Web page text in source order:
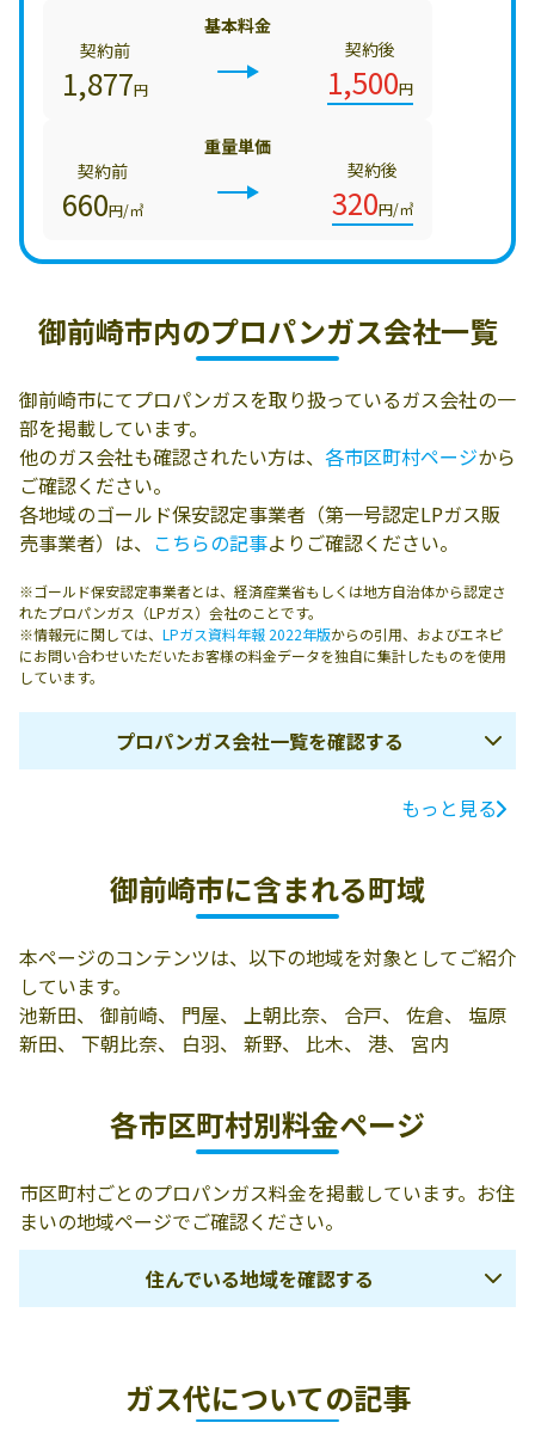
基本料金
契約前
1,877円
契約後
1,500円
重量単価
契約前
660円/㎥
契約後
320円/㎥
御前崎市内のプロパンガス会社一覧
御前崎市にてプロパンガスを取り扱っているガス会社の一
部を掲載しています。
他のガス会社も確認されたい方は、 各市区町村ページから
ご確認ください。
各地域のゴールド保安認定事業者（第一号認定LPガス販
売事業者）は、 こちらの記事よりご確認ください。
※ゴールド保安認定事業者とは、経済産業省もしくは地方自治体から認定さ
れたプロパンガス（LPガス）会社のことです。
※情報元に関しては、 LPガス資料年報 2022年版からの引用、およびエネピ
にお問い合わせいただいたお客様の料金データを独自に集計したものを使用
しています。
プロパンガス会社一覧を確認する
電話番号
市御前崎4401-8
もっと見る
御前崎市に含まれる町域
本ページのコンテンツは、以下の地域を対象としてご紹介
しています。
池新田、 御前崎、 門屋、 上朝比奈、 合戸、 佐倉、 塩原
新田、 下朝比奈、 白羽、 新野、 比木、 港、 宮内
各市区町村別料金ページ
市区町村ごとのプロパンガス料金を掲載しています。お住
まいの地域ページでご確認ください。
住んでいる地域を確認する
賀茂郡南伊豆町
賀茂郡松崎町 賀茂郡西伊豆町
ガス代についての記事